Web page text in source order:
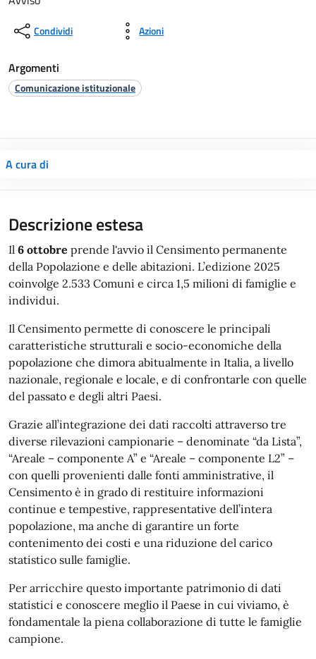
Condividi Azioni
Argomenti
Comunicazione istituzionale
A cura di
Descrizione estesa
Il 6 ottobre prende l'avvio il Censimento permanente
della Popolazione e delle abitazioni. L’edizione 2025
coinvolge 2.533 Comuni e circa 1,5 milioni di famiglie e
individui.
Il Censimento permette di conoscere le principali
caratteristiche strutturali e socio-economiche della
popolazione che dimora abitualmente in Italia, a livello
nazionale, regionale e locale, e di confrontarle con quelle
del passato e degli altri Paesi.
Grazie all’integrazione dei dati raccolti attraverso tre
diverse rilevazioni campionarie – denominate “da Lista”,
“Areale – componente A” e “Areale – componente L2” –
con quelli provenienti dalle fonti amministrative, il
Censimento è in grado di restituire informazioni
continue e tempestive, rappresentative dell’intera
popolazione, ma anche di garantire un forte
contenimento dei costi e una riduzione del carico
statistico sulle famiglie.
Per arricchire questo importante patrimonio di dati
statistici e conoscere meglio il Paese in cui viviamo, è
fondamentale la piena collaborazione di tutte le famiglie
campione.